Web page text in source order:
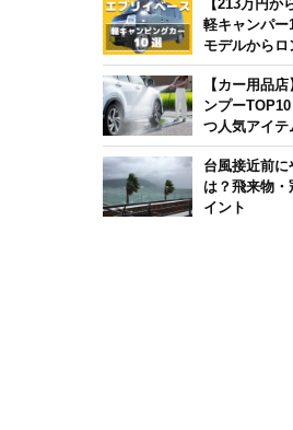
【213万円か
軽キャンパー
モデルから
【カー用品
ンプー
つ人気アイテ
版】
台風接近前に
は？飛来物
イント